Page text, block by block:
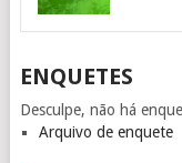
ENQUETES
Desculpe, não há
Arquivo de enquete